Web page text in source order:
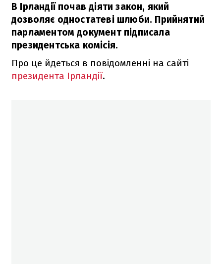
В Ірландії почав діяти закон, який
дозволяє одностатеві шлюби. Прийнятий
парламентом документ підписала
президентська комісія.
Про це йдеться в повідомленні на сайті
президента Ірландії.